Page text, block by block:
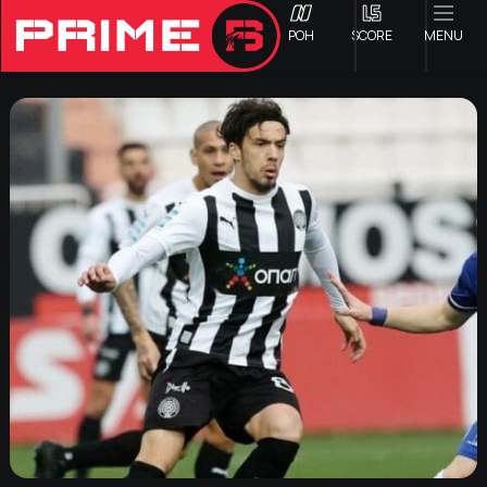
ΡΟΗ SCORE MENU
Γ ΕΘΝΙΚΗ
Α1 ΕΠΣΗ
Α2 ΕΠΣΗ
Β1 ΕΠΣΗ
Β2 ΕΠΣΗ